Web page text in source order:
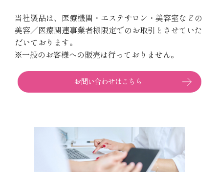
当社製品は、医療機関・エステサロン・美容室などの
美容／医療関連事業者様限定でのお取引とさせていた
だいております。
※一般のお客様への販売は行っておりません。
お問い合わせはこちら